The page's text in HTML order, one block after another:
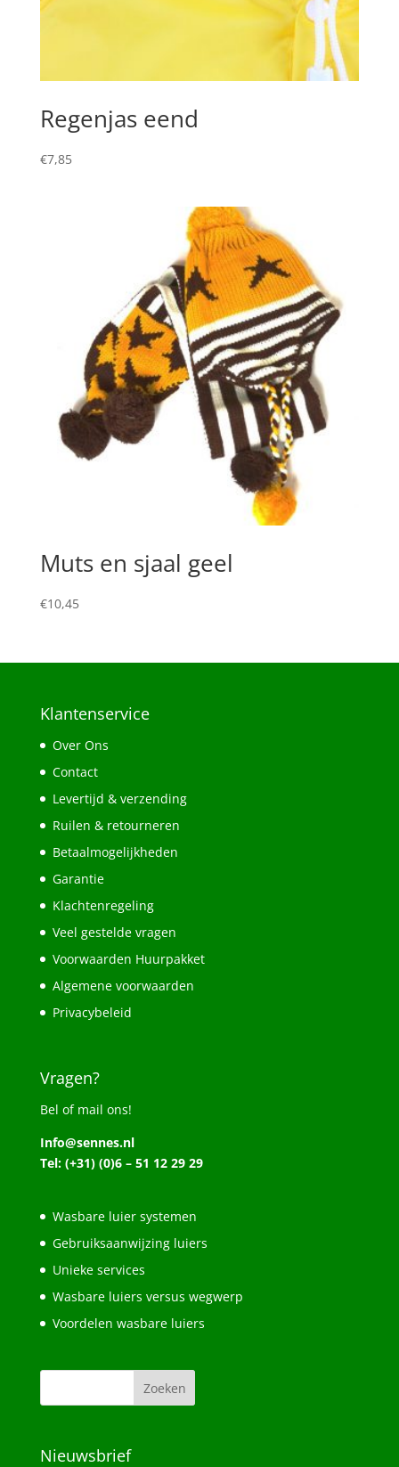
Regenjas eend
€7,85
Muts en sjaal geel
€10,45
Klantenservice
Over Ons
Contact
Levertijd & verzending
Ruilen & retourneren
Betaalmogelijkheden
Garantie
Klachtenregeling
Veel gestelde vragen
Voorwaarden Huurpakket
Algemene voorwaarden
Privacybeleid
Vragen?
Bel of mail ons!
Info@sennes.nl
Tel: (+31) (0)6 – 51 12 29 29
Wasbare luier systemen
Gebruiksaanwijzing luiers
Unieke services
Wasbare luiers versus wegwerp
Voordelen wasbare luiers
Nieuwsbrief